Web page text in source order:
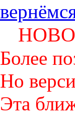
Более
Но
Эта